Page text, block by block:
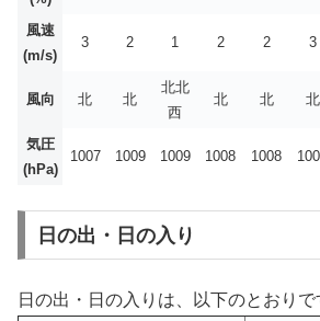
風速
(m/s)
3 2 1 2 2 3
風向 北 北
北北
西
北 北 北
気圧
(hPa)
1007 1009 1009 1008 1008
日の出・日の入り
日の出・日の入りは、以下のとおりで